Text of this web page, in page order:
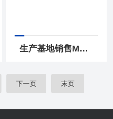
生产基地销售MYQ3×1.5+1*1.0矿用橡套灯线
下一页 末页